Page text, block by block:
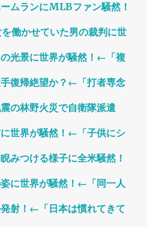
ムランにMLBファン騒然！
働かせていた男の裁判に世
光景に世界が騒然！←「複
復帰絶望か？←「打者専念
の林野火災で自衛隊派遣
世界が騒然！←「子供にシ
みつける様子に全米騒然！
に世界が騒然！←「同一人
射！←「日本は慣れてきて